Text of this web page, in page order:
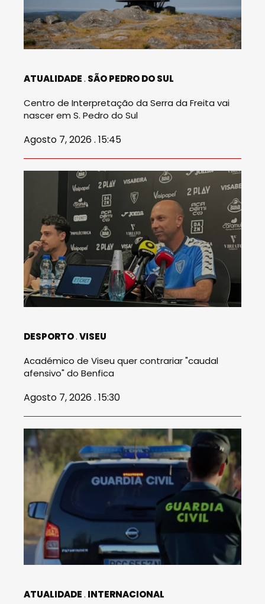
ATUALIDADE SÃO PEDRO DO SUL
Centro de Interpretação da Serra da Freita vai
nascer em S. Pedro do Sul
Agosto 7, 2026 . 15:45
DESPORTO VISEU
Académico de Viseu quer contrariar "caudal
afensivo" do Benfica
Agosto 7, 2026 . 15:30
ATUALIDADE INTERNACIONAL